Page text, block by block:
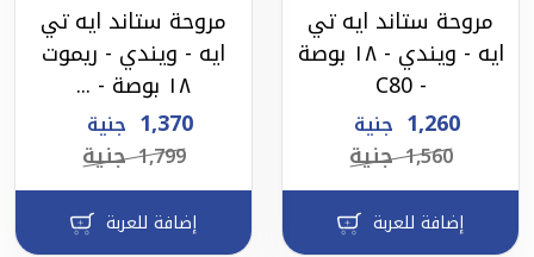
مروحة ستاند ايه تي
ايه - ويندي - ١٨ بوصة
- C80
1,260 جنية
1,560 جنية
إضافة للعربة
مروحة ستاند ايه تي
ايه - ويندي - ريموت
١٨ بوصة - ...
1,370 جنية
1,799 جنية
إضافة للعربة